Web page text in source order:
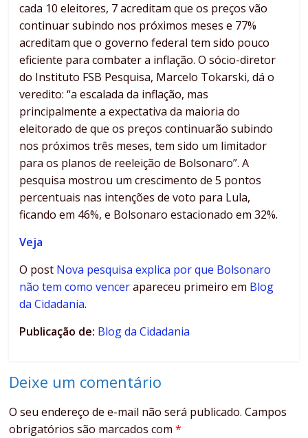
cada 10 eleitores, 7 acreditam que os preços vão
continuar subindo nos próximos meses e 77%
acreditam que o governo federal tem sido pouco
eficiente para combater a inflação. O sócio-diretor
do Instituto FSB Pesquisa, Marcelo Tokarski, dá o
veredito: “a escalada da inflação, mas
principalmente a expectativa da maioria do
eleitorado de que os preços continuarão subindo
nos próximos três meses, tem sido um limitador
para os planos de reeleição de Bolsonaro”. A
pesquisa mostrou um crescimento de 5 pontos
percentuais nas intenções de voto para Lula,
ficando em 46%, e Bolsonaro estacionado em 32%.
Veja
O post Nova pesquisa explica por que Bolsonaro
não tem como vencerapareceu primeiro em Blog
da Cidadania.
Publicação de: Blog da Cidadania
Deixe um comentário
O seu endereço de e-mail não será publicado. Campos
obrigatórios são marcados com*